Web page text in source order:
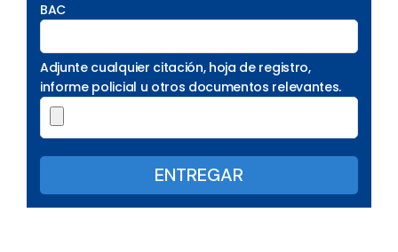
BAC
Adjunte cualquier citación, hoja de registro,
informe policial u otros documentos relevantes.